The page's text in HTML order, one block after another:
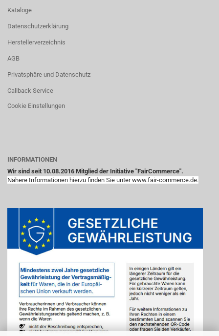
Kataloge
Datenschutzerklärung
Herstellerverzeichnis
AGB
Privatsphäre und Datenschutz
Callback Service
Cookie Einstellungen
INFORMATIONEN
Wir sind seit 10.08.2016 Mitglied der Initiative "FairCommerce".
Nähere Informationen hierzu finden Sie unter www.fair-commerce.de.